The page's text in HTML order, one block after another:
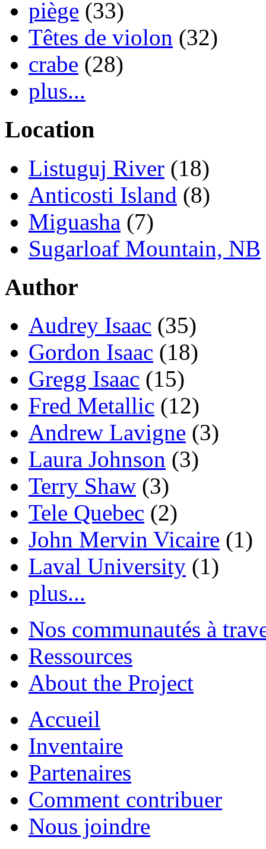
piège (33)
Têtes de violon (32)
crabe (28)
plus...
Location
Listuguj River (18)
Anticosti Island (8)
Miguasha (7)
Sugarloaf Mountain, NB
Author
Audrey Isaac (35)
Gordon Isaac (18)
Gregg Isaac (15)
Fred Metallic (12)
Andrew Lavigne (3)
Laura Johnson (3)
Terry Shaw (3)
Tele Quebec (2)
John Mervin Vicaire (1)
Laval University (1)
plus...
Nos communautés à
Ressources
About the Project
Accueil
Inventaire
Partenaires
Comment contribuer
Nous joindre